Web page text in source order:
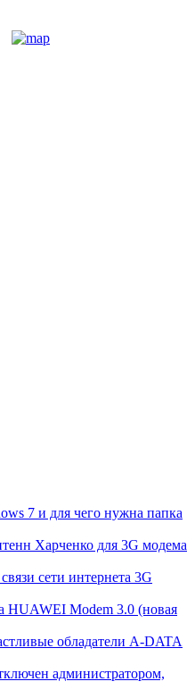
7 и для чего нужна папка
Харченко для 3G модема
сети интернета 3G
Modem 3.0 (новая
обладатели A-DATA
администратором,